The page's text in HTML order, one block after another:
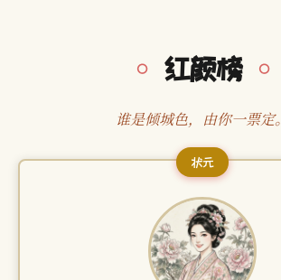
红颜榜
谁是倾城色，由你一票定。
状元